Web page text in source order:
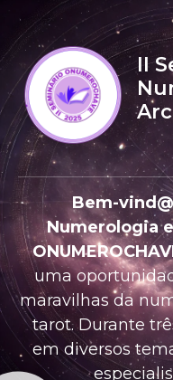
II
Bem-
Numerologia
uma
maravilhas da
tarot. Durante
em diversos